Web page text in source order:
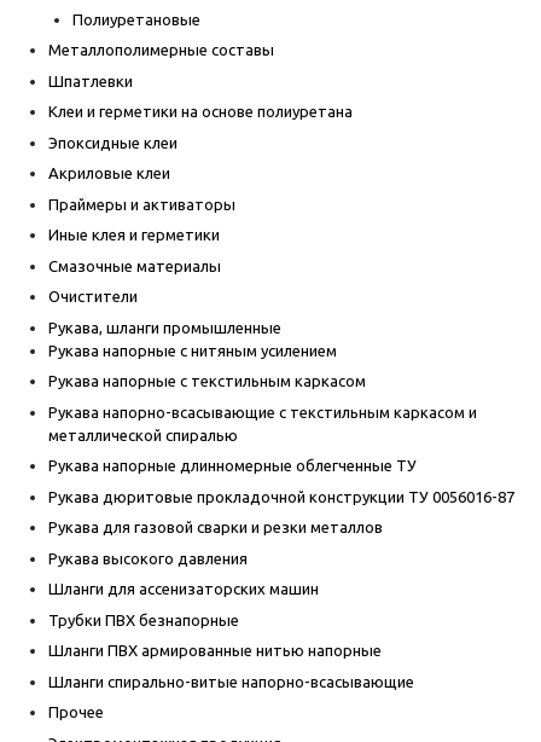
Полиуретановые
Металлополимерные составы
Шпатлевки
Клеи и герметики на основе полиуретана
Эпоксидные клеи
Акриловые клеи
Праймеры и активаторы
Иные клея и герметики
Смазочные материалы
Очистители
Рукава, шланги промышленные
Рукава напорные с нитяным усилением
Рукава напорные с текстильным каркасом
Рукава напорно-всасывающие с текстильным каркасом и
металлической спиралью
Рукава напорные длинномерные облегченные ТУ
Рукава дюритовые прокладочной конструкции ТУ 0056016-87
Рукава для газовой сварки и резки металлов
Рукава высокого давления
Шланги для ассенизаторских машин
Трубки ПВХ безнапорные
Шланги ПВХ армированные нитью напорные
Шланги спирально-витые напорно-всасывающие
Прочее